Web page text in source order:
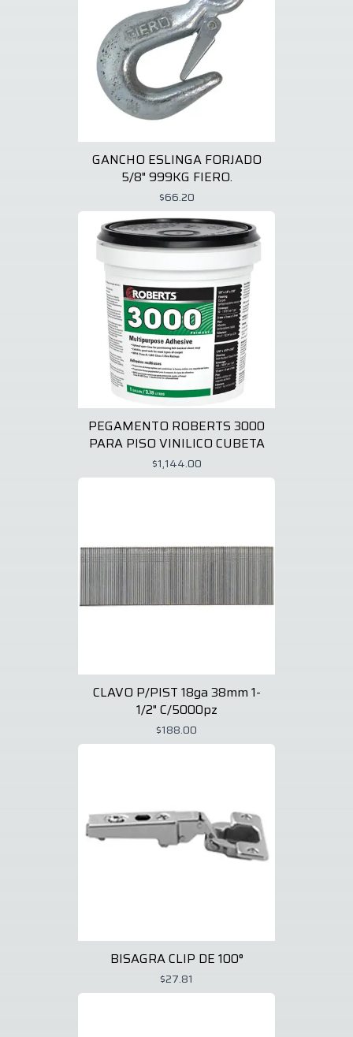
GANCHO ESLINGA FORJADO
5/8" 999KG FIERO.
$66.20
PEGAMENTO ROBERTS 3000
PARA PISO VINILICO CUBETA
$1,144.00
CLAVO P/PIST 18ga 38mm 1-
1/2" C/5000pz
$188.00
BISAGRA CLIP DE 100°
$27.81